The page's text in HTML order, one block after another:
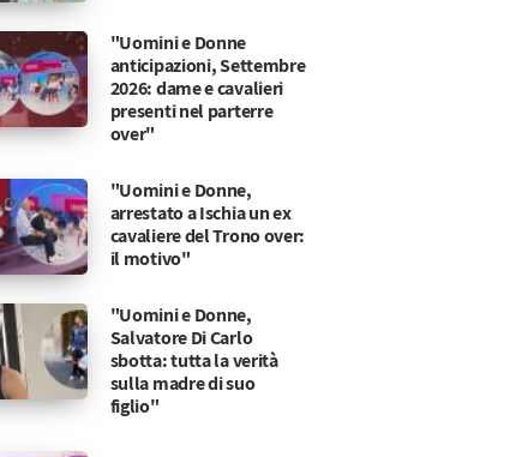
"Uomini e Donne
anticipazioni, Settembre
2026: dame e cavalieri
presenti nel parterre
over"
"Uomini e Donne,
arrestato a Ischia un ex
cavaliere del Trono over:
il motivo"
"Uomini e Donne,
Salvatore Di Carlo
sbotta: tutta la verità
sulla madre di suo
figlio"